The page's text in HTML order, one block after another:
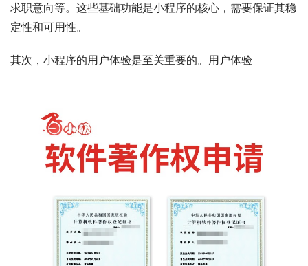
求职意向等。这些基础功能是小程序的核心，需要保证其稳
定性和可用性。
其次，小程序的用户体验是至关重要的。用户体验